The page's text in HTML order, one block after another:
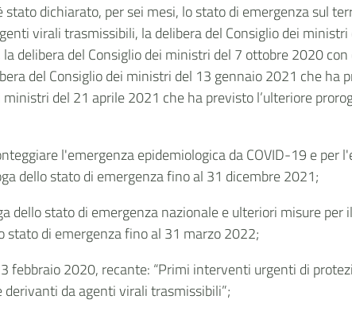
dichiarato, per sei mesi, lo stato di emergenza sul
virali trasmissibili, la delibera del Consiglio dei
delibera del Consiglio dei ministri del 7 ottobre 2020
del Consiglio dei ministri del 13 gennaio 2021 che ha
del 21 aprile 2021 che ha previsto l’ulteriore
l'emergenza epidemiologica da COVID-19 e per
dello stato di emergenza fino al 31 dicembre 2021;
dello stato di emergenza nazionale e ulteriori misure
stato di emergenza fino al 31 marzo 2022;
febbraio 2020, recante: “Primi interventi urgenti di
derivanti da agenti virali trasmissibili”;